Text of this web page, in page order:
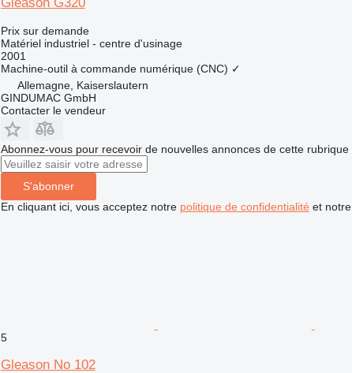
Prix sur demande
Matériel industriel - centre d'usinage
2001
Machine-outil à commande numérique (CNC) ✓
Allemagne, Kaiserslautern
GINDUMAC GmbH
Contacter le vendeur
Abonnez-vous pour recevoir de nouvelles annonces de cette rubrique
S'abonner
En cliquant ici, vous acceptez notre politique de confidentialité et notre
5
Gleason No 102